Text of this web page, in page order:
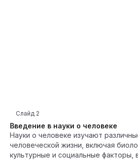
Введение в науки о человеке
Слайд 2
Науки о человеке изучают
человеческой жизни, включая
культурные и социальные факторы,